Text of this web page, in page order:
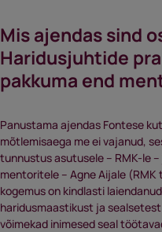
Mis ajendas sind
Haridusjuhtide
pakkuma end
Panustama ajendas Fontese
mõtlemisaega me ei vajanud,
tunnustus asutusele – RMK-le
mentoritele – Agne Aijale
kogemus on kindlasti
haridusmaastikust ja
võimekad inimesed seal